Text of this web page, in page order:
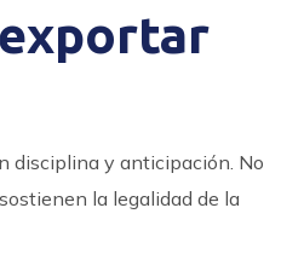
disciplina y anticipación. No
la legalidad de la